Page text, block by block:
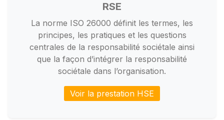
RSE
La norme ISO 26000 définit les termes, les
principes, les pratiques et les questions
centrales de la responsabilité sociétale ainsi
que la façon d’intégrer la responsabilité
sociétale dans l’organisation.
Voir la prestation HSE